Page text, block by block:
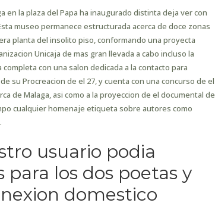
en la plaza del Papa ha inaugurado distinta deja ver con
museo permanece estructurada acerca de doce zonas
planta del insolito piso, conformando una proyecta
Unicaja de mas gran llevada a cabo incluso la
con una salon dedicada a la contacto para
su Procreacion de el 27, y cuenta con una concurso de el
de Malaga, asi como a la proyeccion de el documental de
cualquier homenaje etiqueta sobre autores como
usuario podia
los dos poetas y
domestico